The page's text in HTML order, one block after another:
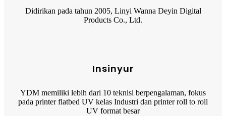
Didirikan pada tahun 2005, Linyi Wanna Deyin Digital
Products Co., Ltd.
Insinyur
YDM memiliki lebih dari 10 teknisi berpengalaman, fokus
pada printer flatbed UV kelas Industri dan printer roll to roll
UV format besar